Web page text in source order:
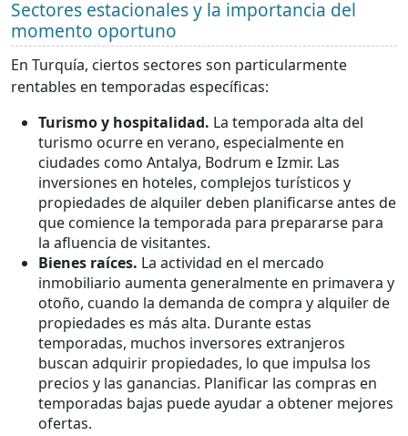
Sectores estacionales y la importancia del
momento oportuno
En Turquía, ciertos sectores son particularmente
rentables en temporadas específicas:
Turismo y hospitalidad. La temporada alta del
turismo ocurre en verano, especialmente en
ciudades como Antalya, Bodrum e Izmir. Las
inversiones en hoteles, complejos turísticos y
propiedades de alquiler deben planificarse antes de
que comience la temporada para prepararse para
la afluencia de visitantes.
Bienes raíces. La actividad en el mercado
inmobiliario aumenta generalmente en primavera y
otoño, cuando la demanda de compra y alquiler de
propiedades es más alta. Durante estas
temporadas, muchos inversores extranjeros
buscan adquirir propiedades, lo que impulsa los
precios y las ganancias. Planificar las compras en
temporadas bajas puede ayudar a obtener mejores
ofertas.